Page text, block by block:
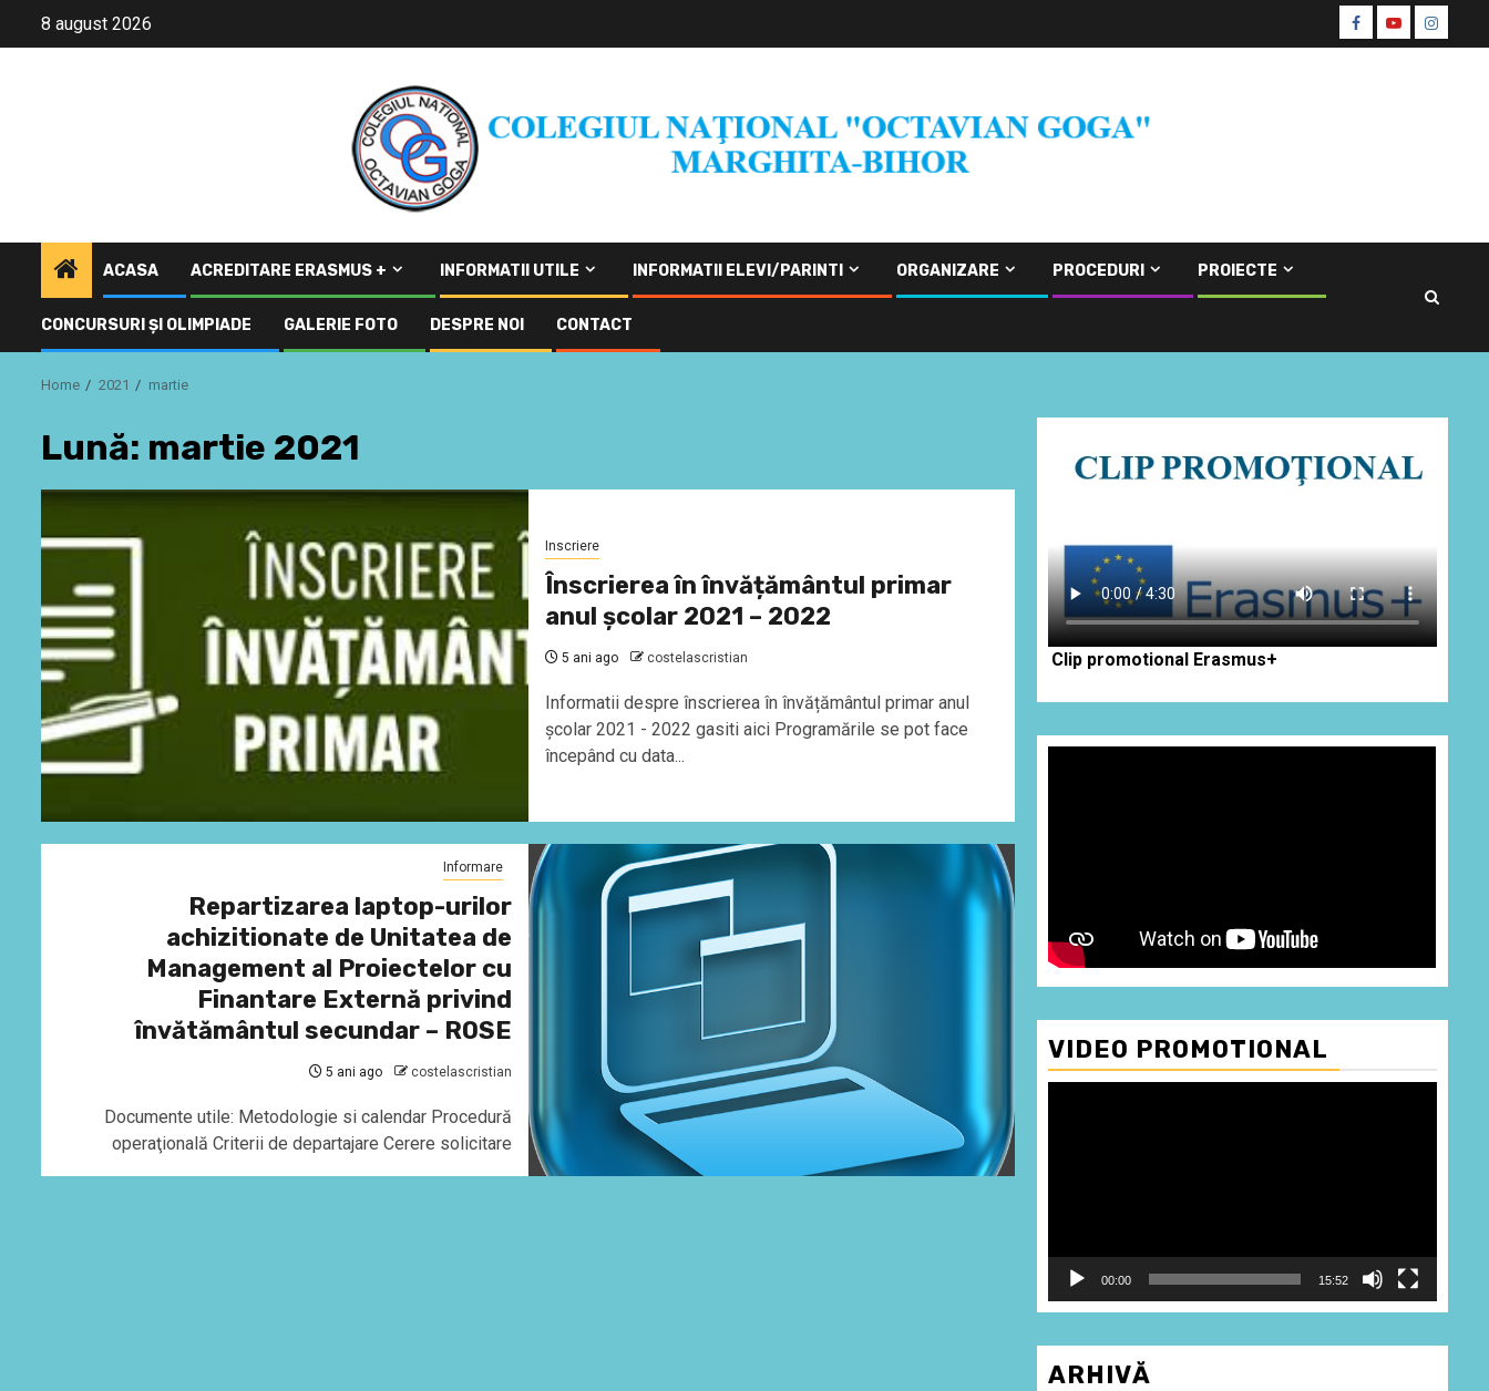
8 august 2026 Facebook
Youtube
CŞE
ACASA ACREDITARE ERASMUS + INFORMATII UTILE INFORMATII ELEVI/PARINTI ORGANIZARE PROCEDURI PROIECTE
CONCURSURI ŞI OLIMPIADE GALERIE FOTO DESPRE NOI CONTACT
Home 2021 martie
Lună: martie 2021
Inscriere
Înscrierea în învățământul primar
anul școlar 2021 – 2022
5 ani ago costelascristian
Informatii despre înscrierea în învățământul primar anul
școlar 2021 - 2022 gasiti aici Programările se pot face
începând cu data...
Informare
Repartizarea laptop-urilor
achizitionate de Unitatea de
Management al Proiectelor cu
Finantare Externă privind
învătământul secundar – ROSE
5 ani ago costelascristian
Documente utile: Metodologie si calendar Procedură
operaţională Criterii de departajare Cerere solicitare
Clip promotional Erasmus+
VIDEO PROMOTIONAL
00:00 15:52
ARHIVĂ